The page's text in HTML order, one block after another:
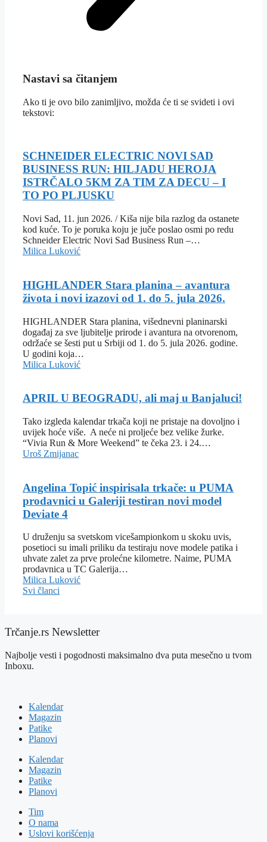
Nastavi sa čitanjem
Ako ti je ovo bilo zanimljivo, možda će ti se svideti i ovi
tekstovi:
SCHNEIDER ELECTRIC NOVI SAD
BUSINESS RUN: HILJADU HEROJA
ISTRČALO 5KM ZA TIM ZA DECU – I
TO PO PLJUSKU
Novi Sad, 11. jun 2026. / Kiša nije bila razlog da ostanete
kod kuće. To je poruka koju je juče poslao osmi po redu
Schneider Electric Novi Sad Business Run –…
Milica Luković
HIGHLANDER Stara planina – avantura
života i novi izazovi od 1. do 5. jula 2026.
HIGHLANDER Stara planina, višednevni planinarski
događaj za sve ljubitelje prirode i avantura na otvorenom,
održaće se šesti put u Srbiji od 1. do 5. jula 2026. godine.
U godini koja…
Milica Luković
APRIL U BEOGRADU, ali maj u Banjaluci!
Tako izgleda kalendar trkača koji ne pristaje na dovoljno i
uvijek hoće više. A neće ni proljeće bez velike žurke.
“Vivia Run & More Weekend” te čeka 23. i 24.…
Uroš Zmijanac
Angelina Topić inspirisala trkače: u PUMA
prodavnici u Galeriji testiran novi model
Deviate 4
U druženju sa svetskom vicešampionkom u skoku uvis,
posetioci su imali priliku da testiraju nove modele patika i
uhvate zalet za prve prolećne kilometre. Naime, PUMA
prodavnica u TC Galerija…
Milica Luković
Svi članci
Trčanje.rs Newsletter
Najbolje vesti i pogodnosti maksimalno dva puta mesečno u tvom
Inboxu.
Kalendar
Magazin
Patike
Planovi
Kalendar
Magazin
Patike
Planovi
Tim
O nama
Uslovi korišćenja